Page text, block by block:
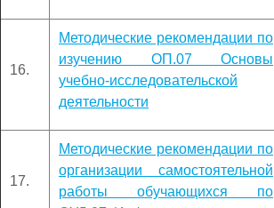
16.
Методические рекомендации по
изучению ОП.07 Основы
учебно-исследовательской
деятельности
17.
Методические рекомендации по
организации самостоятельной
работы обучающихся по